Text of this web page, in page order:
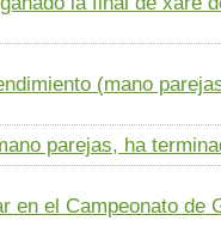
(mano
parejas, ha
en el Campeonato de